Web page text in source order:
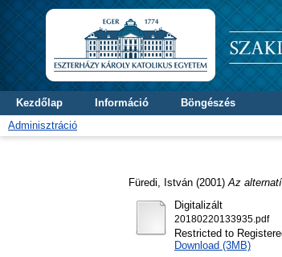
Kezdőlap Információ
Böngészés
Adminisztráció
Füredi, István (2001) Az
Digitalizált
20180220133935.pdf
Restricted to
Download (3MB)